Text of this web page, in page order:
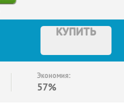
КУПИТЬ
Экономия:
57%